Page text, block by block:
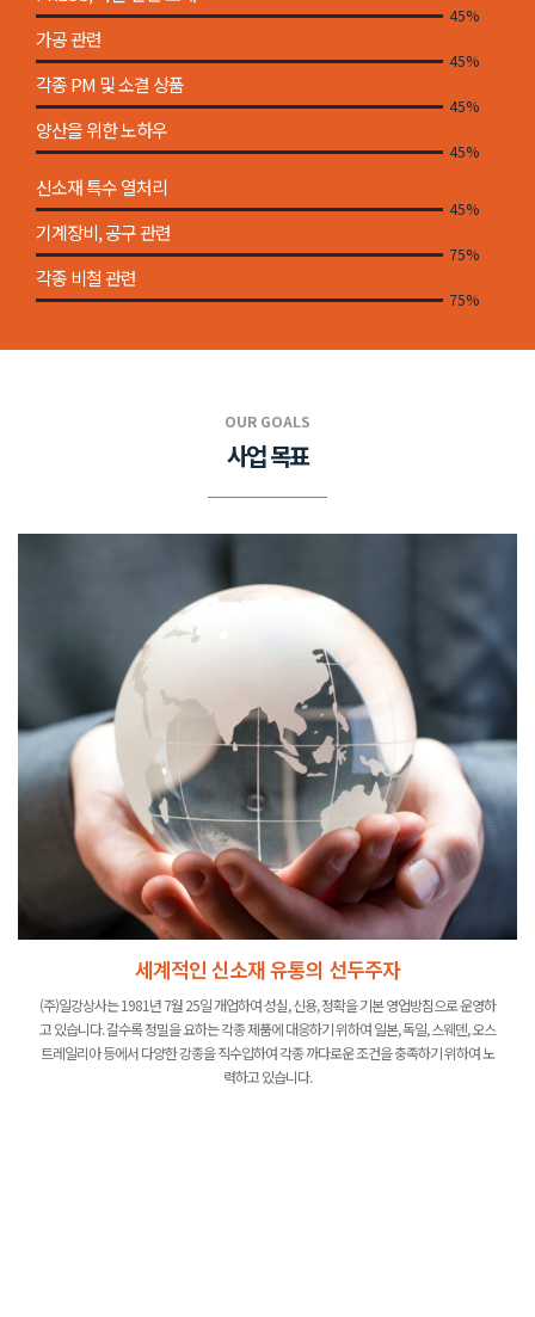
58%
가공 관련
58%
각종 PM 및 소결 상품
58%
양산을 위한 노하우
58%
신소재 특수 열처리
58%
기계장비, 공구 관련
88%
각종 비철 관련
88%
OUR GOALS
사업 목표
세계적인 신소재 유통의 선두주자
(주)일강상사는 1981년 7월 25일 개업하여 성실, 신용, 정확을 기본 영업방침으로 운영하
고 있습니다. 갈수록 정밀을 요하는 각종 제품에 대응하기 위하여 일본, 독일, 스웨덴, 오스
트레일리아 등에서 다양한 강종을 직수입하여 각종 까다로운 조건을 충족하기 위하여 노
력하고 있습니다.